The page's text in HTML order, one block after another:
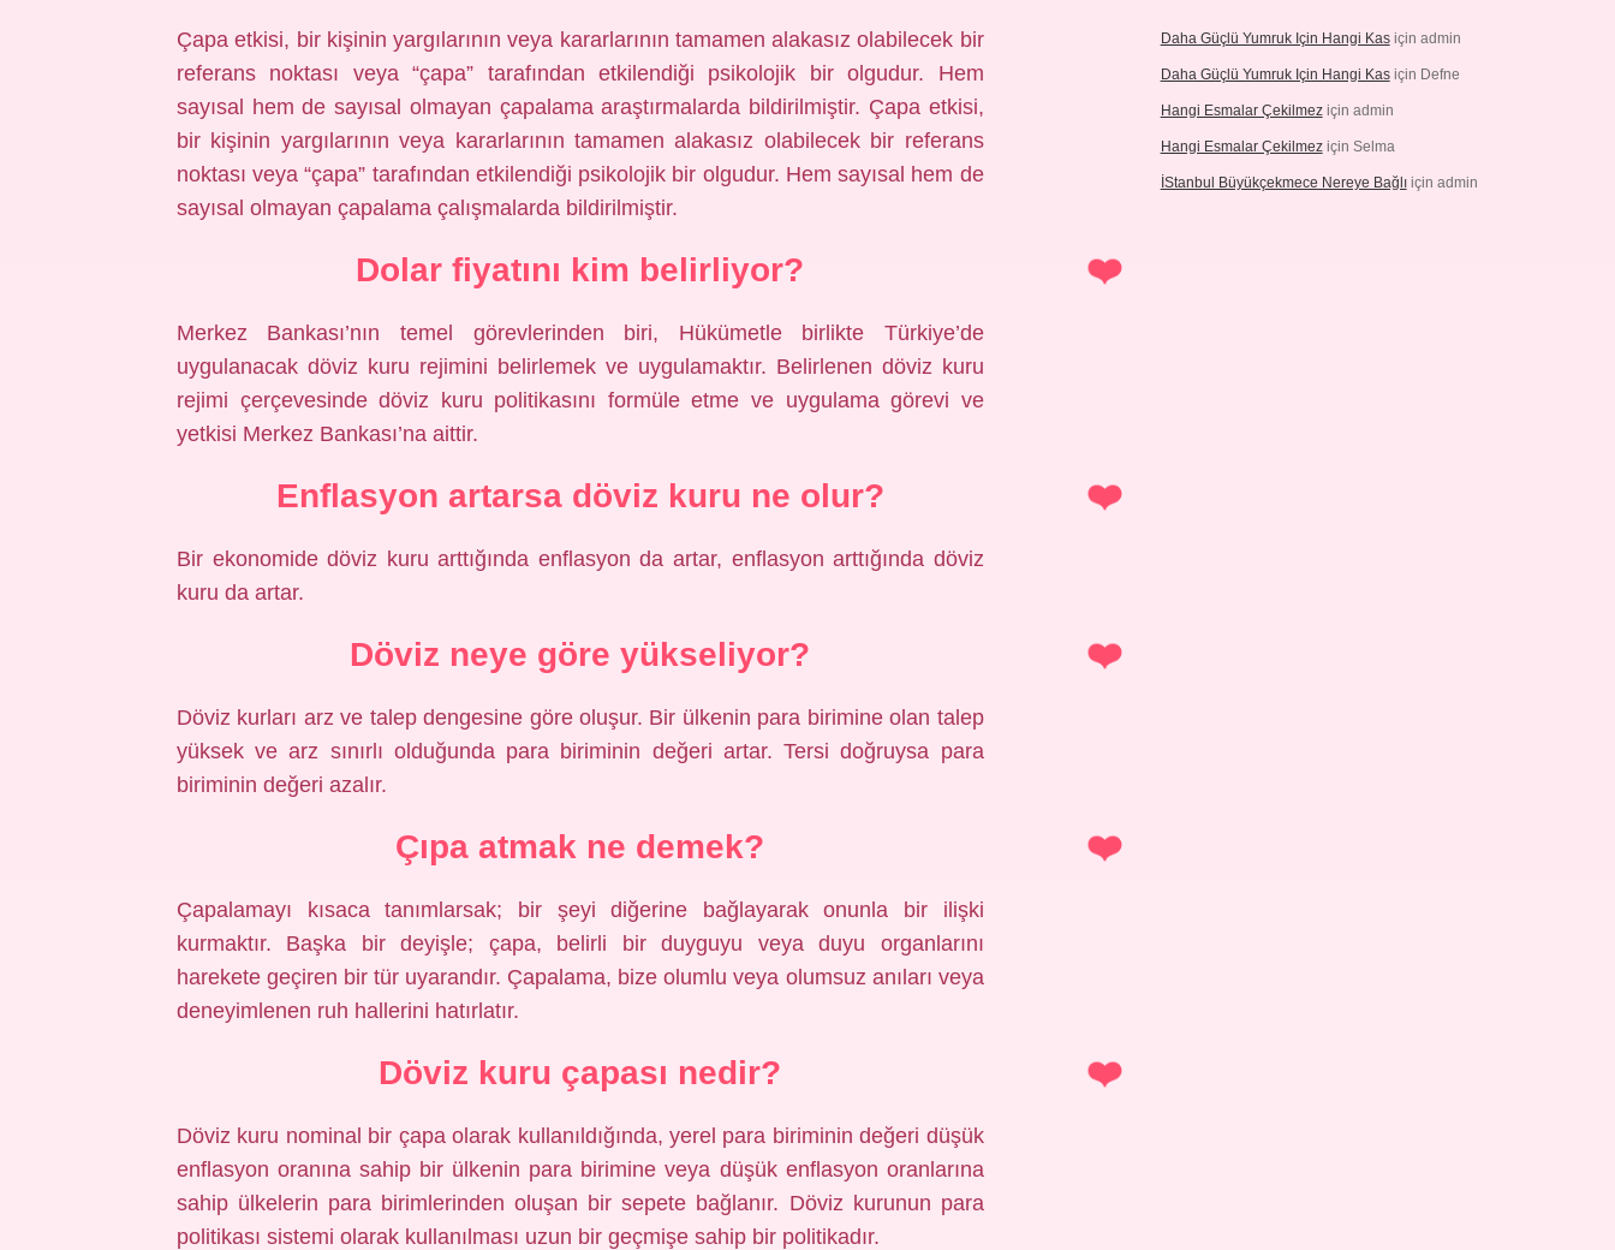
Çapa etkisi, bir kişinin yargılarının veya kararlarının tamamen alakasız olabilecek bir
referans noktası veya “çapa” tarafından etkilendiği psikolojik bir olgudur. Hem
sayısal hem de sayısal olmayan çapalama araştırmalarda bildirilmiştir. Çapa etkisi,
bir kişinin yargılarının veya kararlarının tamamen alakasız olabilecek bir referans
noktası veya “çapa” tarafından etkilendiği psikolojik bir olgudur. Hem sayısal hem de
sayısal olmayan çapalama çalışmalarda bildirilmiştir.
Dolar fiyatını kim belirliyor?
Merkez Bankası’nın temel görevlerinden biri, Hükümetle birlikte Türkiye’de
uygulanacak döviz kuru rejimini belirlemek ve uygulamaktır. Belirlenen döviz kuru
rejimi çerçevesinde döviz kuru politikasını formüle etme ve uygulama görevi ve
yetkisi Merkez Bankası’na aittir.
Enflasyon artarsa döviz kuru ne olur?
Bir ekonomide döviz kuru arttığında enflasyon da artar, enflasyon arttığında döviz
kuru da artar.
Döviz neye göre yükseliyor?
Döviz kurları arz ve talep dengesine göre oluşur. Bir ülkenin para birimine olan talep
yüksek ve arz sınırlı olduğunda para biriminin değeri artar. Tersi doğruysa para
biriminin değeri azalır.
Çıpa atmak ne demek?
Çapalamayı kısaca tanımlarsak; bir şeyi diğerine bağlayarak onunla bir ilişki
kurmaktır. Başka bir deyişle; çapa, belirli bir duyguyu veya duyu organlarını
harekete geçiren bir tür uyarandır. Çapalama, bize olumlu veya olumsuz anıları veya
deneyimlenen ruh hallerini hatırlatır.
Döviz kuru çapası nedir?
Döviz kuru nominal bir çapa olarak kullanıldığında, yerel para biriminin değeri düşük
enflasyon oranına sahip bir ülkenin para birimine veya düşük enflasyon oranlarına
sahip ülkelerin para birimlerinden oluşan bir sepete bağlanır. Döviz kurunun para
politikası sistemi olarak kullanılması uzun bir geçmişe sahip bir politikadır.
Daha Güçlü Yumruk Için Hangi Kasiçin admin
Daha Güçlü Yumruk Için Hangi Kasiçin Defne
Hangi Esmalar Çekilmeziçin admin
Hangi Esmalar Çekilmeziçin Selma
İStanbul Büyükçekmece Nereye Bağlıiçin admin